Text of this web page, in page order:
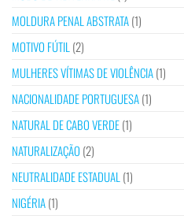
MOLDURA PENAL ABSTRATA(1)
MOTIVO FÚTIL (2)
MULHERES VÍTIMAS DE VIOLÊNCIA(1)
NACIONALIDADE PORTUGUESA(1)
NATURAL DE CABO VERDE(1)
NATURALIZAÇÃO (2)
NEUTRALIDADE ESTADUAL (1)
NIGÉRIA(1)